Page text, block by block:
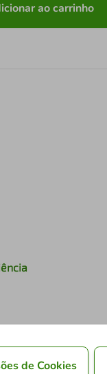
ao carrinho
de Cookies